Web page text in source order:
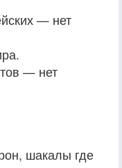
— нет
— нет
шакалы где